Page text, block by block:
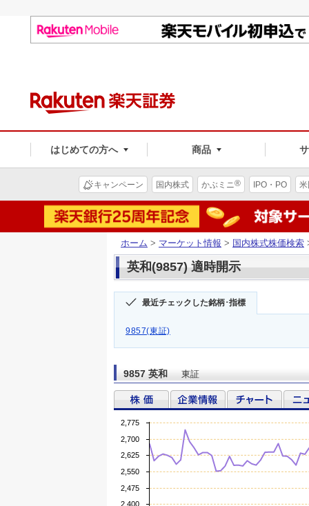
はじめての方へ 商品
キャンペーン 国内株式 かぶミニ® IPO・PO
ホーム > マーケット情報 > 国内株式株価検索
英和(9857) 適時開示
最近チェックした銘柄･指標
9857(東証)
9857 英和 東証